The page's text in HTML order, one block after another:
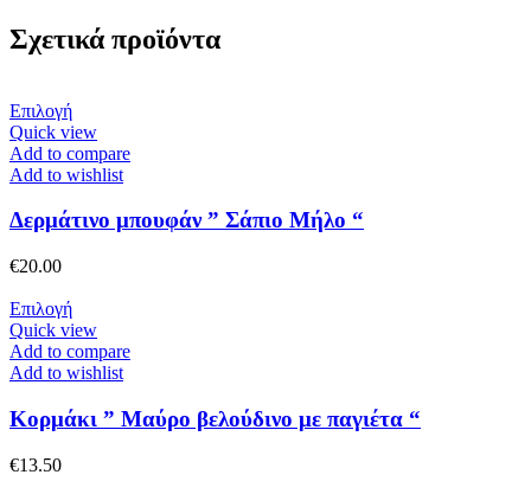
Σχετικά προϊόντα
ΕπιλογήΑυτό
το
προϊόν
έχει
παραλλαγές.
επιλεγούν
στη
σελίδα
του
προϊόντος
Quick view
Add to compare
Add to wishlist
Δερμάτινο μπουφάν ” Σάπιο Μήλο “
€20.00
ΕπιλογήΑυτό
το
προϊόν
έχει
παραλλαγές.
Οι
Quick view
Add to compare
Add to wishlist
Κορμάκι ” Μαύρο βελούδινο με παγιέτα “
€13.50